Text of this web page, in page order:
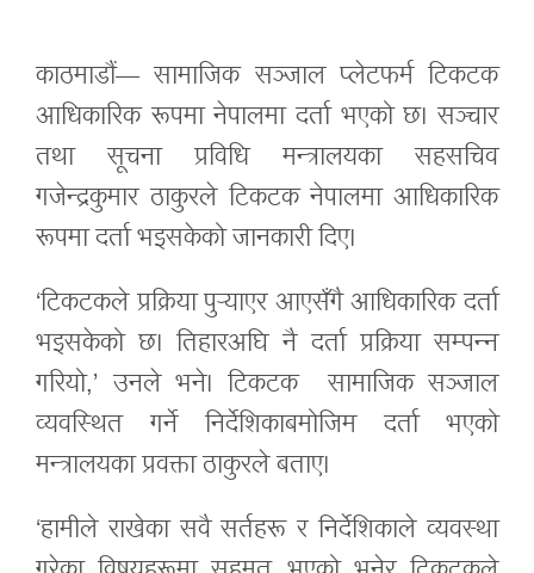
काठमाडौं— सामाजिक सञ्जाल प्लेटफर्म टिकटक
आधिकारिक रूपमा नेपालमा दर्ता भएको छ। सञ्चार
तथा सूचना प्रविधि मन्त्रालयका सहसचिव
गजेन्द्रकुमार ठाकुरले टिकटक नेपालमा आधिकारिक
रूपमा दर्ता भइसकेको जानकारी दिए।
‘टिकटकले प्रक्रिया पुर्‍याएर आएसँगै आधिकारिक दर्ता
भइसकेको छ। तिहारअघि नै दर्ता प्रक्रिया सम्पन्न
गरियो,’ उनले भने। टिकटक सामाजिक सञ्जाल
व्यवस्थित गर्ने निर्देशिकाबमोजिम दर्ता भएको
मन्त्रालयका प्रवक्ता ठाकुरले बताए।
‘हामीले राखेका सवै सर्तहरू र निर्देशिकाले व्यवस्था